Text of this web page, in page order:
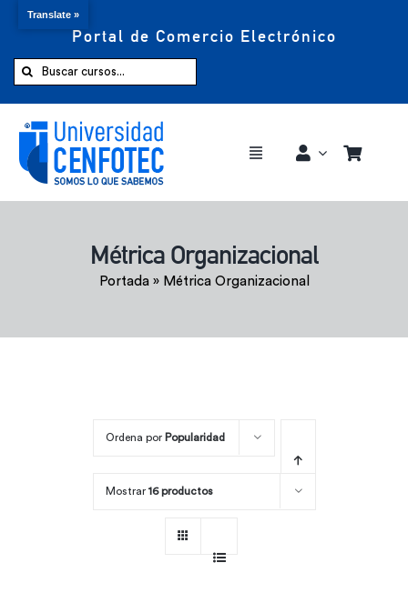
Portal de Comercio Electrónico
Buscar:
Toggle
Comprar ahora
Métrica Organizacional
Portada» Métrica Organizacional
Ordena por Popularidad
Mostrar 16 productos
Translate »